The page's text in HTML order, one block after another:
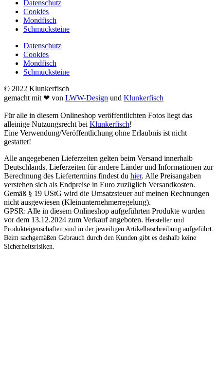
Datenschutz
Cookies
Mondfisch
Schmucksteine
Datenschutz
Cookies
Mondfisch
Schmucksteine
© 2022 Klunkerfisch
gemacht mit ❤ von LWW-Design und Klunkerfisch
Für alle in diesem Onlineshop veröffentlichten Fotos liegt das
alleinige Nutzungsrecht bei Klunkerfisch!
Eine Verwendung/Veröffentlichung ohne Erlaubnis ist nicht
gestattet!
Alle angegebenen Lieferzeiten gelten beim Versand innerhalb
Deutschlands. Lieferzeiten für andere Länder und Informationen zur
Berechnung des Liefertermins findest du hier. Alle Preisangaben
verstehen sich als Endpreise in Euro zuzüglich Versandkosten.
Gemäß § 19 UStG wird die Umsatzsteuer auf meinen Rechnungen
nicht ausgewiesen (Kleinunternehmerregelung).
GPSR: Alle in diesem Onlineshop aufgeführten Produkte wurden
vor dem 13.12.2024 zum Verkauf angeboten. Hersteller und
Produkteigenschaften sind in der jeweiligen Artikelbeschreibung aufgeführt.
Beim sachgemäßen Gebrauch durch den Kunden gibt es deshalb keine
Sicherheitsrisiken.